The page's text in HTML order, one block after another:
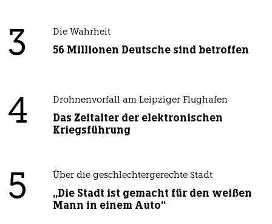
3 Die Wahrheit
56 Millionen Deutsche sind betroffen
4 Drohnenvorfall am Leipziger Flughafen
Das Zeitalter der elektronischen
Kriegsführung
5 Über die geschlechtergerechte Stadt
„Die Stadt ist gemacht für den weißen
Mann in einem Auto“